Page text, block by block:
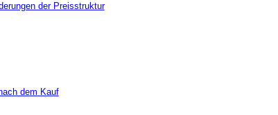
der Preisstruktur
dem Kauf